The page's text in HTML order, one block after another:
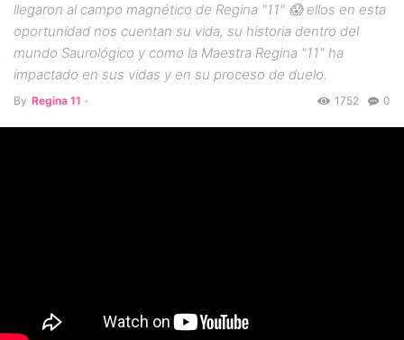
llegaron al campo magnético de Regina "11" 😱 ellos en esta
oportunidad nos cuentan su vida, su historia dentro del
mundo Saurológico y como la Maestra Regina "11" ha
impactado en sus vidas y en su proceso de duelo.
By Regina 11 - 0
1752